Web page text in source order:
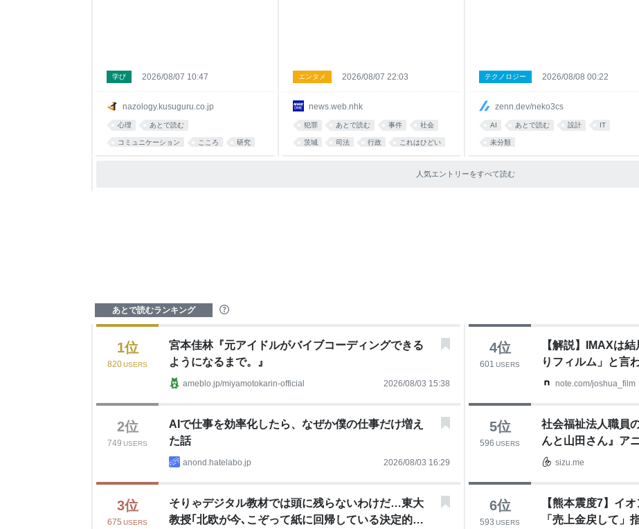
nazology.kusuguru.co.jp
学び 2026/08/07 10:47
心理 あとで読む
コミュニケーション こころ 研究
news.web.nhk
エンタメ 2026/08/07 22:03
犯罪 あとで読む 事件 社会
茨城 司法 行政 これはひどい
zenn.dev/neko3cs
テクノロジー 2026/08/08 00:22
AI あとで読む 設計 IT
未分類
人気エントリーをすべて読む
あとで読むランキング
1位
820USERS
宮本佳林『元アイドルがバイブコーディングできる
ようになるまで。』
ameblo.jp/miyamotokarin-official 2026/08/03 15:38
2位
749 USERS
AIで仕事を効率化したら、なぜか僕の仕事だけ増え
た話
anond.hatelabo.jp 2026/08/03 16:29
3位
675 USERS
そりゃデジタル教材では頭に残らないわけだ…東大
教授｢北欧が今､こぞって紙に回帰している決定的理
4位
601 USERS
【解説】IMAXは
りフィルム」と言
note.com/joshua_film
5位
596 USERS
社会福祉法人職員
んと山田さん』ア
犬
sizu.me
6位
593 USERS
【熊本震度7】イ
「売上金戻して」